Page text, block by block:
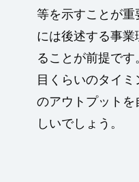
等を示すことが
には後述する事
ることが前提で
目くらいのタイ
のアウトプットを
しいでしょう。